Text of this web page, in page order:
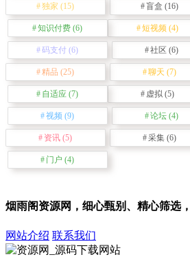
独家 (15) 盲盒 (16)
知识付费 (6) 短视频 (4)
码支付 (6) 社区 (6)
精品 (25) 聊天 (7)
自适应 (7) 虚拟 (5)
视频 (9) 论坛 (4)
资讯 (5) 采集 (6)
门户 (4)
烟雨阁资源网，细心甄别、精心筛选
网站介绍 联系我们